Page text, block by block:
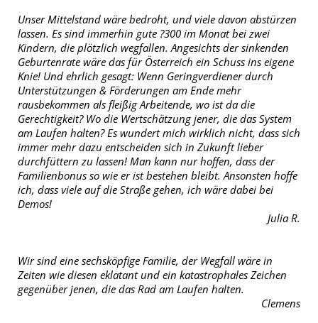
Unser Mittelstand wäre bedroht, und viele davon abstürzen
lassen. Es sind immerhin gute ?300 im Monat bei zwei
Kindern, die plötzlich wegfallen. Angesichts der sinkenden
Geburtenrate wäre das für Österreich ein Schuss ins eigene
Knie! Und ehrlich gesagt: Wenn Geringverdiener durch
Unterstützungen & Förderungen am Ende mehr
rausbekommen als fleißig Arbeitende, wo ist da die
Gerechtigkeit? Wo die Wertschätzung jener, die das System
am Laufen halten? Es wundert mich wirklich nicht, dass sich
immer mehr dazu entscheiden sich in Zukunft lieber
durchfüttern zu lassen! Man kann nur hoffen, dass der
Familienbonus so wie er ist bestehen bleibt. Ansonsten hoffe
ich, dass viele auf die Straße gehen, ich wäre dabei bei
Demos!
Julia R.
Wir sind eine sechsköpfige Familie, der Wegfall wäre in
Zeiten wie diesen eklatant und ein katastrophales Zeichen
gegenüber jenen, die das Rad am Laufen halten.
Clemens